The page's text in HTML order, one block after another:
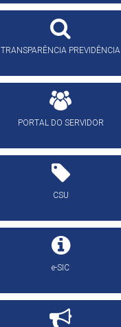
TRANSPARÊNCIA PREVIDÊNCIA
PORTAL DO SERVIDOR
CSU
e-SIC